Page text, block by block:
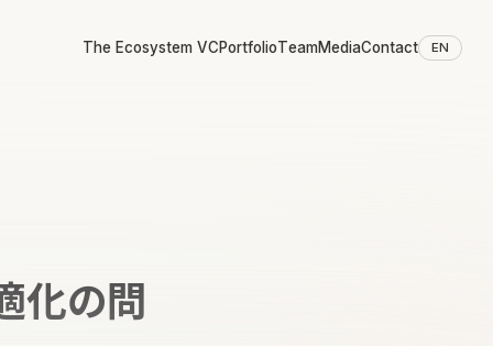
The Ecosystem VCPortfolioTeamMediaContact EN
化の問